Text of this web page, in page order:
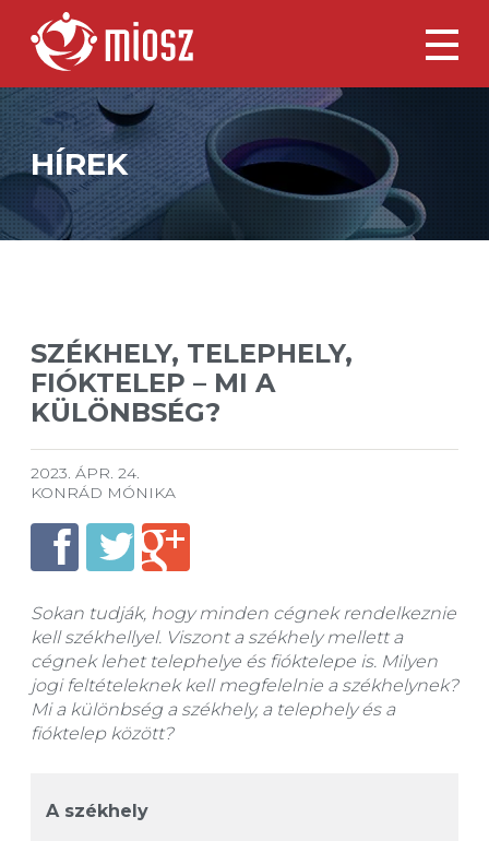
HÍREK
SZÉKHELY, TELEPHELY,
FIÓKTELEP – MI A
KÜLÖNBSÉG?
2023. ÁPR. 24.
KONRÁD MÓNIKA
Sokan tudják, hogy minden cégnek rendelkeznie
kell székhellyel. Viszont a székhely mellett a
cégnek lehet telephelye és fióktelepe is. Milyen
jogi feltételeknek kell megfelelnie a székhelynek?
Mi a különbség a székhely, a telephely és a
fióktelep között?
A székhely